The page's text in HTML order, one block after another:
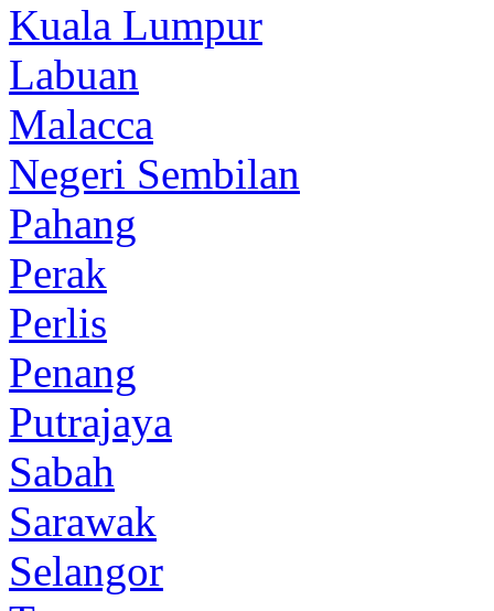
Kuala Lumpur
Labuan
Malacca
Negeri Sembilan
Pahang
Perak
Perlis
Penang
Putrajaya
Sabah
Sarawak
Selangor